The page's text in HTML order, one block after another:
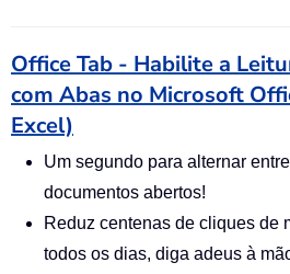
Office Tab - Habilite a
com Abas no Microsoft
Excel)
Um segundo para alternar
documentos abertos!
Reduz centenas de cliques de
todos os dias, diga adeus à